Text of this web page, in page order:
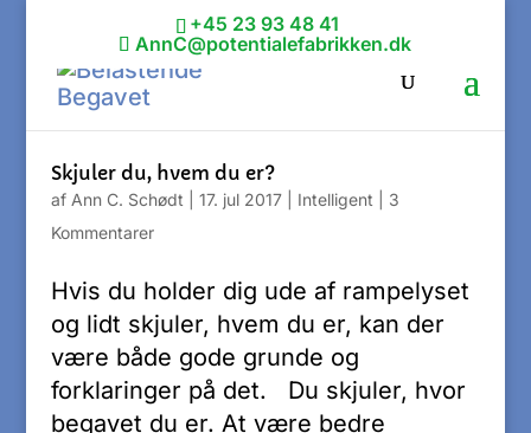
+45 23 93 48 41
AnnC@potentialefabrikken.dk
Skjuler du, hvem du er?
af Ann C. Schødt 17. jul 2017| Intelligent
3
Kommentarer
Hvis du holder dig ude af rampelyset
og lidt skjuler, hvem du er, kan der
være både gode grunde og
forklaringer på det. Du skjuler, hvor
begavet du er. At være bedre